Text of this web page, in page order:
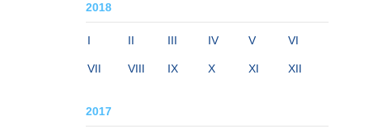
2018
I II III IV V VI
VII VIII IX X XI XII
2017